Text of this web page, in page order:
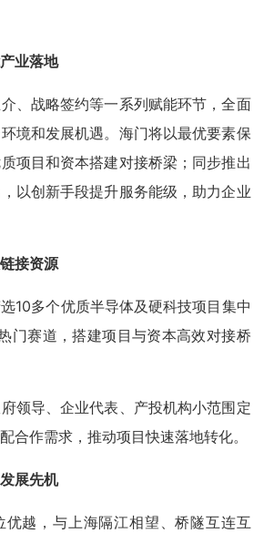
业落地
、战略签约等一系列赋能环节，全面
境和发展机遇。海门将以最优要素保
项目和资本搭建对接桥梁；同步推出
以创新手段提升服务能级，助力企业
接资源
选10多个优质半导体及硬科技项目集中
门赛道，搭建项目与资本高效对接桥
领导、企业代表、产投机构小范围定
合作需求，推动项目快速落地转化。
展先机
优越，与上海隔江相望、桥隧互连互